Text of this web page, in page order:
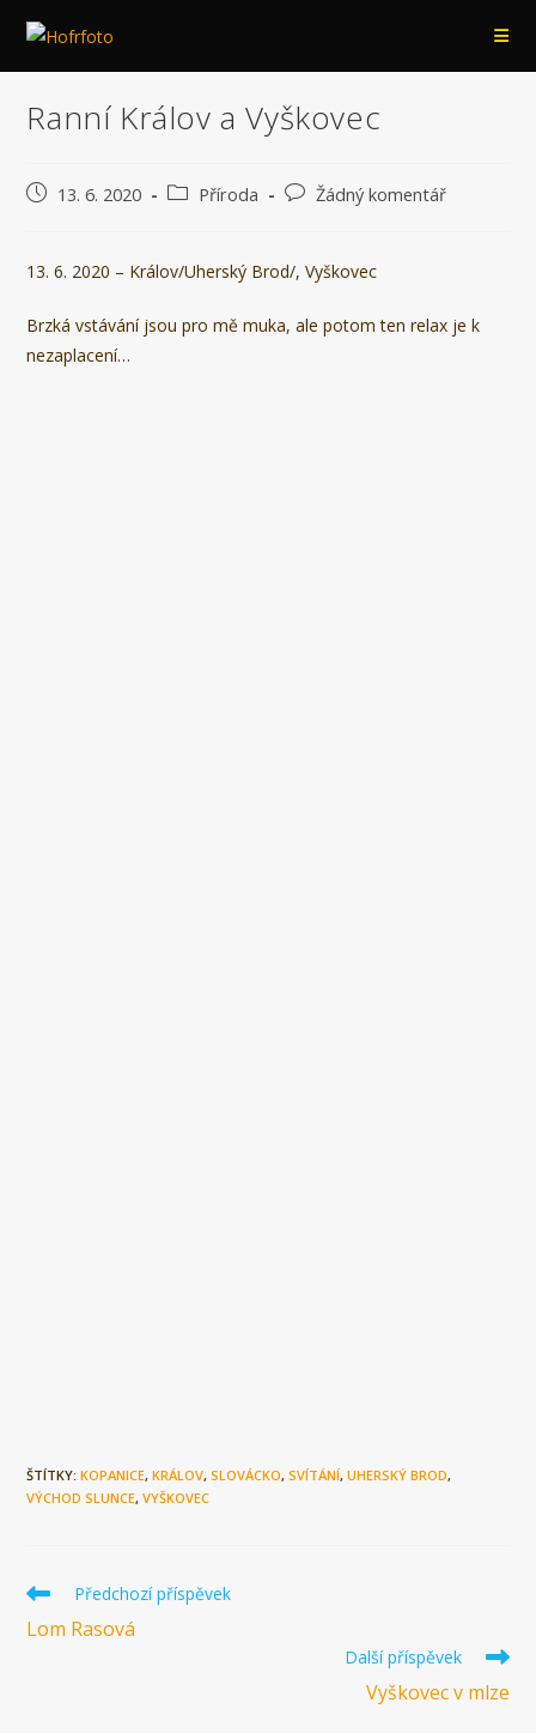
obsahu
Ranní Králov a Vyškovec
Příspěvek
13. 6. 2020
RubrikyPříroda
Komentáře
Žádný komentář
13. 6. 2020 – Králov/Uherský Brod/, Vyškovec
Brzká vstávání jsou pro mě muka, ale potom ten relax je k
nezaplacení…
ŠTÍTKY:KOPANICE, KRÁLOV, SLOVÁCKO, SVÍTÁNÍ, UHERSKÝ BROD,
VÝCHOD SLUNCE, VYŠKOVEC
Číst
článků
Předchozí příspěvek
Lom Rasová
Další příspěvek
Vyškovec v mlze